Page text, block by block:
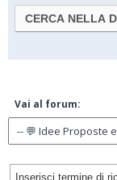
Vai al forum: